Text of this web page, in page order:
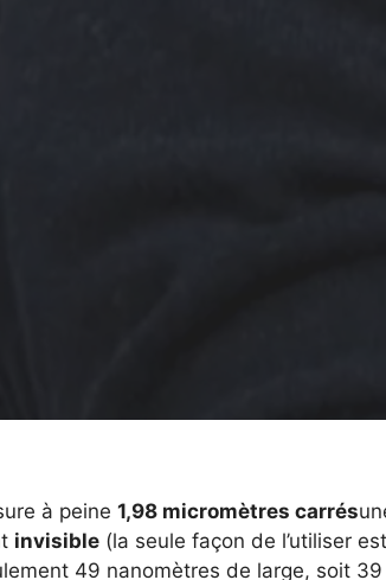
à peine 1,98 micromètres carrés
invisible (la seule façon de l’utiliser
49 nanomètres de large, soit